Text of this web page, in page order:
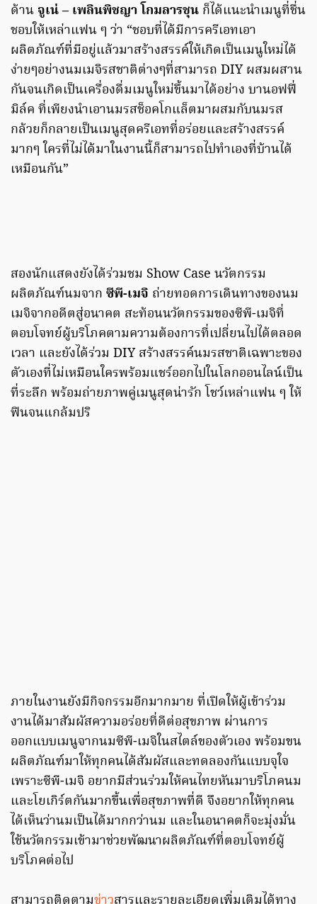
ด้าน จูเน่ – เพลินพิชญา โกมลารชุน ก็ได้แนะนำเมนูที่ชื่น
ชอบให้เหล่าแฟน ๆ ว่า “ชอบที่ได้มีการครีเอทเอา
ผลิตภัณฑ์ที่มีอยู่แล้วมาสร้างสรรค์ให้เกิดเป็นเมนูใหม่ได้
ง่ายๆอย่างนมเมจิรสชาติต่างๆที่สามารถ DIY ผสมผสาน
กันจนเกิดเป็นเครื่องดื่มเมนูใหม่ขึ้นมาได้อย่าง บานอฟฟี่
มิล์ค ที่เพียงนำเอานมรสช็อคโกแล็ตมาผสมกับนมรส
กล้วยก็กลายเป็นเมนูสุดครีเอทที่อร่อยและสร้างสรรค์
มากๆ ใครที่ไม่ได้มาในงานนี้ก็สามารถไปทำเองที่บ้านได้
เหมือนกัน”
สองนักแสดงยังได้ร่วมชม Show Case นวัตกรรม
ผลิตภัณฑ์นมจาก ซีพี-เมจิ ถ่ายทอดการเดินทางของนม
เมจิจากอดีตสู่อนาคต สะท้อนนวัตกรรมของซีพี-เมจิที่
ตอบโจทย์ผู้บริโภคตามความต้องการที่เปลี่ยนไปได้ตลอด
เวลา และยังได้ร่วม DIY สร้างสรรค์นมรสชาติเฉพาะของ
ตัวเองที่ไม่เหมือนใครพร้อมแชร์ออกไปในโลกออนไลน์เป็น
ที่ระลึก พร้อมถ่ายภาพคู่เมนูสุดน่ารัก โชว์เหล่าแฟน ๆ ให้
ฟินจนแกล้มปริ
ภายในงานยังมีกิจกรรมอีกมากมาย ที่เปิดให้ผู้เข้าร่วม
งานได้มาสัมผัสความอร่อยที่ดีต่อสุขภาพ ผ่านการ
ออกแบบเมนูจากนมซีพี-เมจิในสไตล์ของตัวเอง พร้อมขน
ผลิตภัณฑ์มาให้ทุกคนได้สัมผัสและทดลองกันแบบจุใจ
เพราะซีพี-เมจิ อยากมีส่วนร่วมให้คนไทยหันมาบริโภคนม
และโยเกิร์ตกันมากขึ้นเพื่อสุขภาพที่ดี จึงอยากให้ทุกคน
ได้เห็นว่านมเป็นได้มากกว่านม และในอนาคตก็จะมุ่งมั่น
ใช้นวัตกรรมเข้ามาช่วยพัฒนาผลิตภัณฑ์ที่ตอบโจทย์ผู้
บริโภคต่อไป